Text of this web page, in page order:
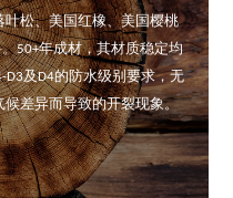
松、美国红橡、美国樱桃
50+年成材，其材质稳定均
D3及D4的防水级别要求，无
差异而导致的开裂现象。